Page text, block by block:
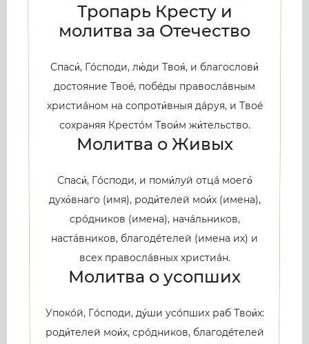
Тропарь Кресту и
молитва за Отечество
Спаси́, Гóсподи, лю́ди Твоя́, и благослови́
достояние Твоé, побéды правослáвным
христиáном на сопроти́вныя дáруя, и Твоé
сохраняя Крестóм Твои́м жи́тельство.
Молитва о Живых
Спаси́, Гóсподи, и поми́луй отцá моего́
духо́внаго (имя), роди́телей мои́х (имена),
срóдников (имена), начáльников,
настáвников, благодéтелей (имена их) и
всех правослáвных христиáн.
Молитва о усопших
Упокóй, Гóсподи, ду́ши усóпших раб Твои́х:
роди́телей мои́х, срóдников, благодéтелей